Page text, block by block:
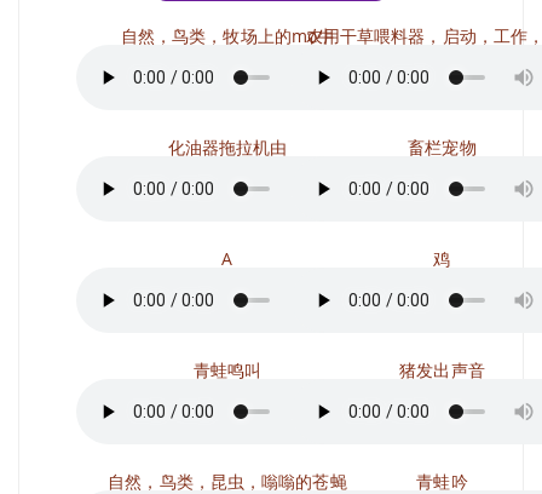
自然，鸟类，牧场上的mo牛
化油器拖拉机由
A
青蛙鸣叫
自然，鸟类，昆虫，嗡嗡的苍蝇
农用干草喂料器，启动，工作
畜栏宠物
鸡
猪发出声音
青蛙吟